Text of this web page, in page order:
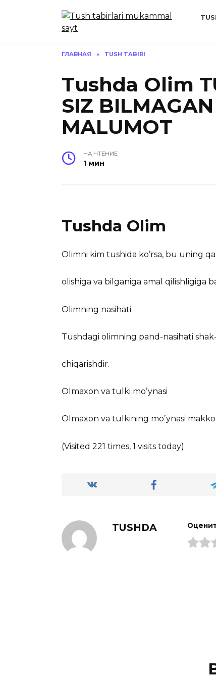
ГЛАВНАЯ » TUSH TABIRI
Tushda Olim
SIZ
MАLUMOT
НА ЧТЕНИЕ
1 мин
Tushda Olim
Olimni kim tushida koʼrsa, bu uning
olishiga va bilganiga amal qilishligiga
Olimning nasihati
Tushdagi olimning pand-nasihati
chiqarishdir.
Olmaxon va tulki moʼynasi
Olmaxon va tulkining moʼynasi
(Visited 221 times, 1 visits today)
TUSHDA